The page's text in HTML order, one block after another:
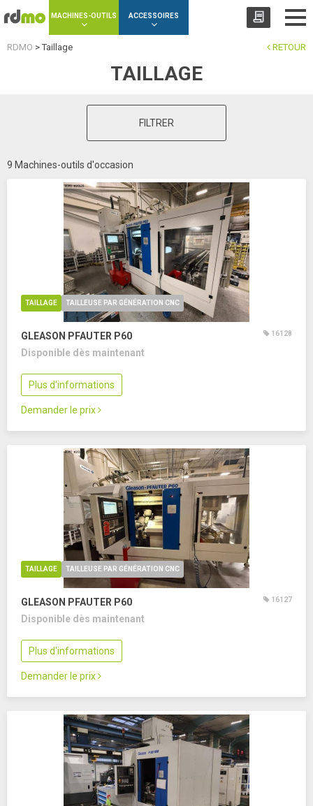
MACHINES-OUTILS ACCESSOIRES
RETOUR
RDMO >Taillage
TAILLAGE
FILTRER
9 Machines-outils d'occasion
TAILLAGE TAILLEUSE PAR GÉNÉRATION CNC
GLEASON PFAUTER P60 16128
Disponible dès maintenant
Plus d'informations
Demander le prix
TAILLAGE TAILLEUSE PAR GÉNÉRATION CNC
GLEASON PFAUTER P60 16127
Disponible dès maintenant
Plus d'informations
Demander le prix